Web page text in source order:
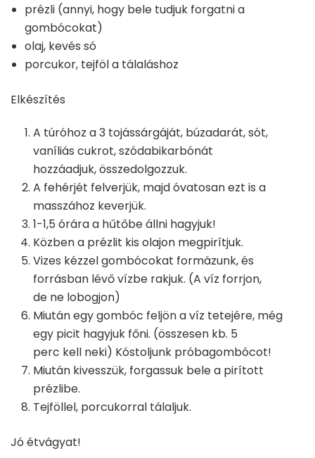
prézli (annyi, hogy bele tudjuk forgatni a
gombócokat)
olaj, kevés só
porcukor, tejföl a tálaláshoz
Elkészítés
A túróhoz a 3 tojássárgáját, búzadarát, sót,
vaníliás cukrot, szódabikarbónát
hozzáadjuk, összedolgozzuk.
A fehérjét felverjük, majd óvatosan ezt is a
masszához keverjük.
1-1,5 órára a hűtőbe állni hagyjuk!
Közben a prézlit kis olajon megpirítjuk.
Vizes kézzel gombócokat formázunk, és
forrásban lévő vízbe rakjuk. (A víz forrjon,
de ne lobogjon)
Miután egy gombóc feljön a víz tetejére, még
egy picit hagyjuk főni. (összesen kb. 5
perc kell neki) Kóstoljunk próbagombócot!
Miután kivesszük, forgassuk bele a pirított
prézlibe.
Tejföllel, porcukorral tálaljuk.
Jó étvágyat!